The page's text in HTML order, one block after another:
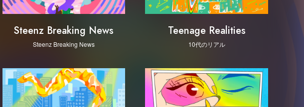
Steenz Breaking News
Steenz Breaking News
Teenage Realities
10代のリアル